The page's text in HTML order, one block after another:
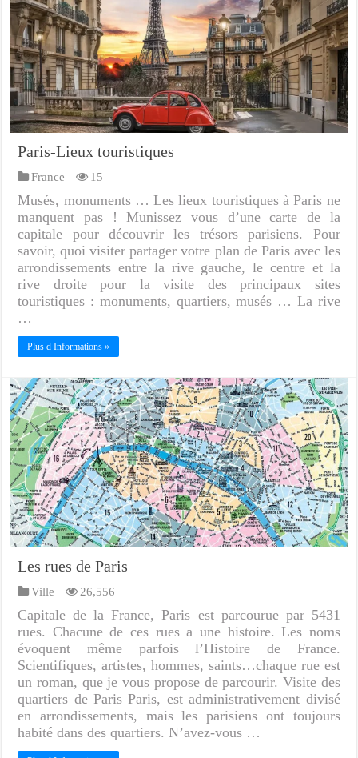
Paris-Lieux touristiques
France 15
Musés, monuments … Les lieux touristiques à Paris ne
manquent pas ! Munissez vous d’une carte de la
capitale pour découvrir les trésors parisiens. Pour
savoir, quoi visiter partager votre plan de Paris avec les
arrondissements entre la rive gauche, le centre et la
rive droite pour la visite des principaux sites
touristiques : monuments, quartiers, musés … La rive
…
Plus d Informations »
Les rues de Paris
Ville 26,556
Capitale de la France, Paris est parcourue par 5431
rues. Chacune de ces rues a une histoire. Les noms
évoquent même parfois l’Histoire de France.
Scientifiques, artistes, hommes, saints…chaque rue est
un roman, que je vous propose de parcourir. Visite des
quartiers de Paris Paris, est administrativement divisé
en arrondissements, mais les parisiens ont toujours
habité dans des quartiers. N’avez-vous …